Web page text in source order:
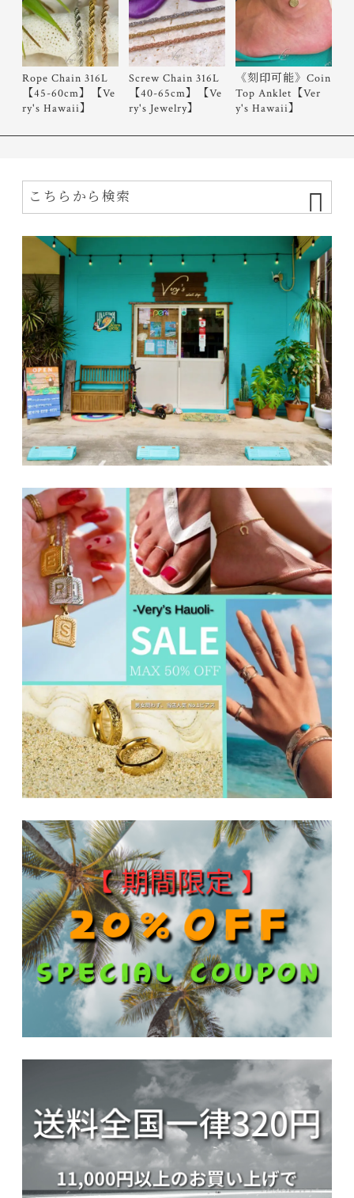
Rope Chain 316L
【45-60cm】【Ve
ry's Hawaii】
Screw Chain 316L
【40-65cm】【Ve
ry's Jewelry】
《刻印可能》Coin
Top Anklet【Ver
y's Hawaii】